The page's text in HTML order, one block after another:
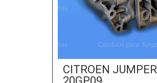
CITROEN JUMPER